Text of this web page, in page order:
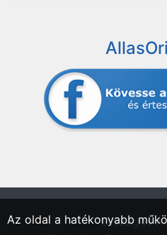
"Országos
Az oldal a hatékonyabb